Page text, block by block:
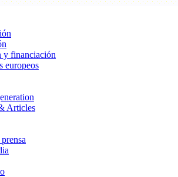
y financiación
europeos
Articles